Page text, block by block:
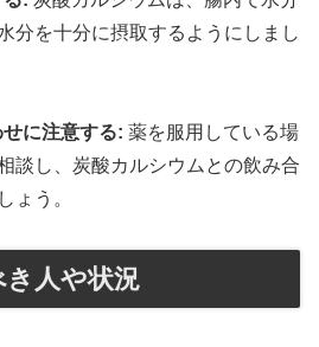
分を十分に摂取するようにしまし
に注意する: 薬を服用している場
談し、炭酸カルシウムとの飲み合
ょう。
人や状況